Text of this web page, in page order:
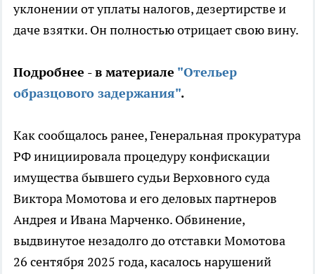
уклонении от уплаты налогов, дезертирстве и
даче взятки. Он полностью отрицает свою вину.
Подробнее - в материале "Отельер
образцового задержания".
Как сообщалось ранее, Генеральная прокуратура
РФ инициировала процедуру конфискации
имущества бывшего судьи Верховного суда
Виктора Момотова и его деловых партнеров
Андрея и Ивана Марченко. Обвинение,
выдвинутое незадолго до отставки Момотова
26 сентября 2025 года, касалось нарушений